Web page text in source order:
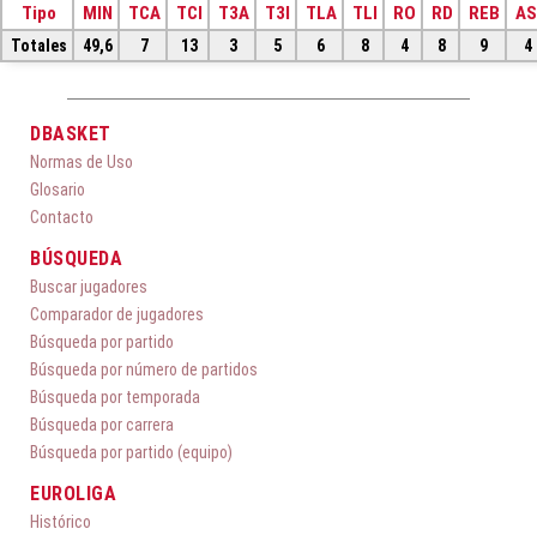
Tipo MIN TCA TCI T3A T3I TLA TLI RO RD REB
Totales 49,6 7 13 3 5 6 8 4 8 9 4
DBASKET
Normas de Uso
Glosario
Contacto
BÚSQUEDA
Buscar jugadores
Comparador de jugadores
Búsqueda por partido
Búsqueda por número de partidos
Búsqueda por temporada
Búsqueda por carrera
Búsqueda por partido (equipo)
EUROLIGA
Histórico